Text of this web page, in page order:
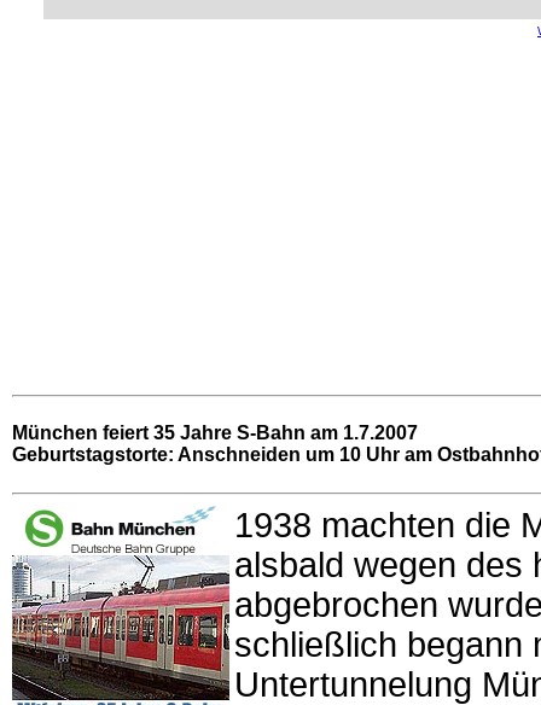
München feiert 35 Jahre S-Bahn am 1.7.2007
Geburtstagstorte: Anschneiden um 10 Uhr am
1938 machten die
alsbald wegen des
abgebrochen
schließlich begann
Untertunnelung